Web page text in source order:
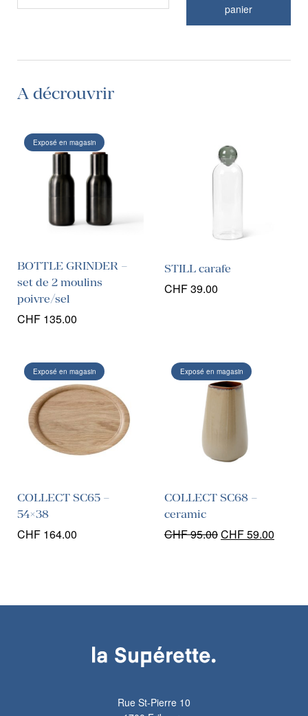
panier
A décrouvrir
BOTTLE GRINDER –
set de 2 moulins
poivre/sel
CHF 135.00
Exposé en magasin
STILL carafe
CHF39.00
COLLECT SC65 –
54×38
CHF 164.00
Exposé en magasin
COLLECT SC68 –
ceramic
CHF95.00Le
CHF 95.00.
CHF59.00
CHF
Exposé en magasin
Rue St-Pierre 10